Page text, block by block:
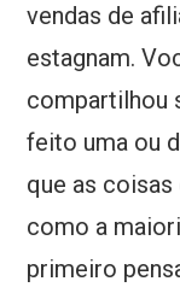
vendas de
estagnam.
compartilhou
feito uma ou
que as
como a
primeiro